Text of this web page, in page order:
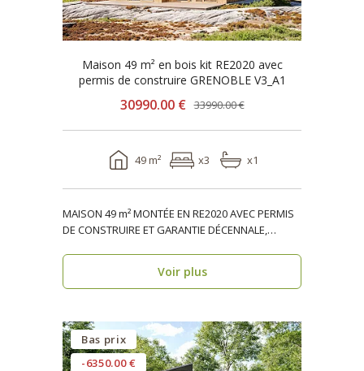
Maison 49 m² en bois kit RE2020 avec
permis de construire GRENOBLE V3_A1
30990.00 € 33990.00 €
49 m² x3 x1
MAISON 49 m² MONTÉE EN RE2020 AVEC PERMIS
DE CONSTRUIRE ET GARANTIE DÉCENNALE,
Voir plus
Bas prix
-6350.00 €